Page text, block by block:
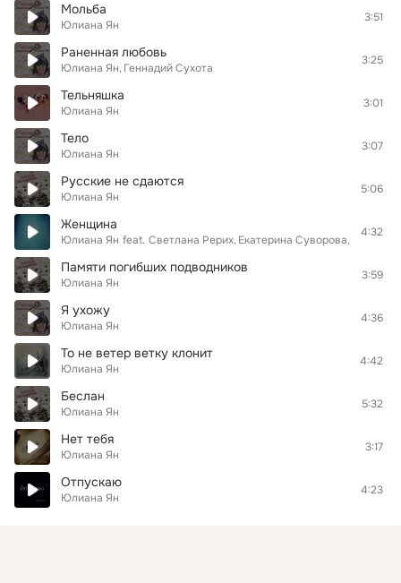
Мольба
Юлиана Ян
3:51
Раненная любовь
Юлиана Ян Геннадий Сухота
3:25
Тельняшка
Юлиана Ян
3:01
Тело
Юлиана Ян
3:07
Русские не сдаются
Юлиана Ян
5:06
Женщина
Юлиана Ян feat. Светлана Рерих Екатерина Суворова Татьяна
4:32
Памяти погибших подводников
Юлиана Ян
3:59
Я ухожу
Юлиана Ян
4:36
То не ветер ветку клонит
Юлиана Ян
4:42
Беслан
Юлиана Ян
5:32
Нет тебя
Юлиана Ян
3:17
Отпускаю
Юлиана Ян
4:23